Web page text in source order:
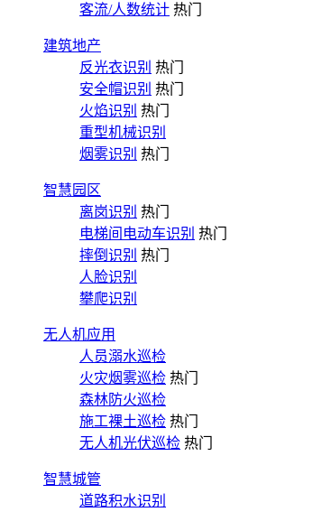
客流/人数统计 热门
建筑地产
反光衣识别 热门
安全帽识别 热门
火焰识别 热门
重型机械识别
烟雾识别 热门
智慧园区
离岗识别 热门
电梯间电动车识别 热门
摔倒识别 热门
人脸识别
攀爬识别
无人机应用
人员溺水巡检
火灾烟雾巡检 热门
森林防火巡检
施工裸土巡检 热门
无人机光伏巡检 热门
智慧城管
道路积水识别